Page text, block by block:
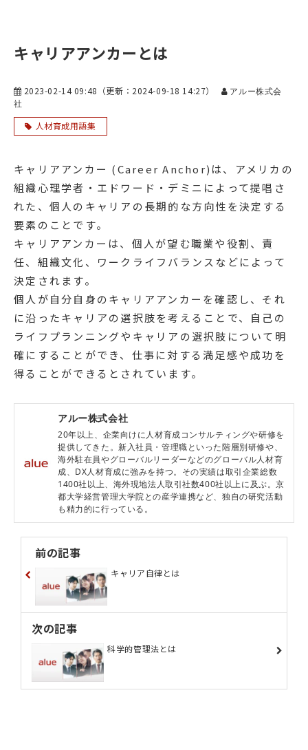
キャリアアンカーとは
2023-02-14 09:48 （更新： 2024-09-18 14:27）
アルー株式会
社
人材育成用語集
キャリアアンカー (Career Anchor)は、アメリカの
組織心理学者・エドワード・デミニによって提唱さ
れた、個人のキャリアの長期的な方向性を決定する
要素のことです。
キャリアアンカーは、個人が望む職業や役割、責
任、組織文化、ワークライフバランスなどによって
決定されます。
個人が自分自身のキャリアアンカーを確認し、それ
に沿ったキャリアの選択肢を考えることで、自己の
ライフプランニングやキャリアの選択肢について明
確にすることができ、仕事に対する満足感や成功を
得ることができるとされています。
アルー株式会社
20年以上、企業向けに人材育成コンサルティングや研修を
提供してきた。新入社員・管理職といった階層別研修や、
海外駐在員やグローバルリーダーなどのグローバル人材育
成、DX人材育成に強みを持つ。その実績は取引企業総数
1400社以上、海外現地法人取引社数400社以上に及ぶ。京
都大学経営管理大学院との産学連携など、独自の研究活動
も精力的に行っている。
前の記事
キャリア自律とは
次の記事
科学的管理法とは